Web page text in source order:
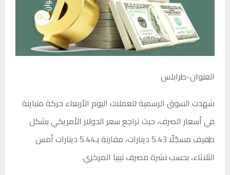
العنوان-طرابلس
شهدت السوق الرسمية للعملات اليوم الأربعاء حركة متباينة
في أسعار الصرف، حيث تراجع سعر الدولار الأمريكي بشكل
طفيف مسجّلًا 5.43 دينارات، مقارنة بـ5.44 دينارات أمس
الثلاثاء، بحسب نشرة مصرف ليبيا المركزي.